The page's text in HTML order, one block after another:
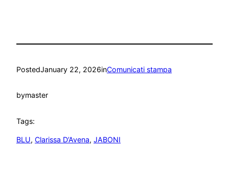
PostedJanuary 22, 2026inComunicati stampa
bymaster
Tags:
BLU, Clarissa D’Avena, JABONI